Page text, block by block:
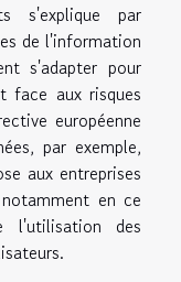
s'explique par
de l'information
s'adapter pour
face aux risques
européenne
par exemple,
aux entreprises
en ce
l'utilisation des